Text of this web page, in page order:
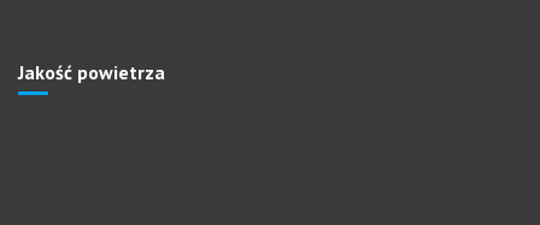
Jakość powietrza